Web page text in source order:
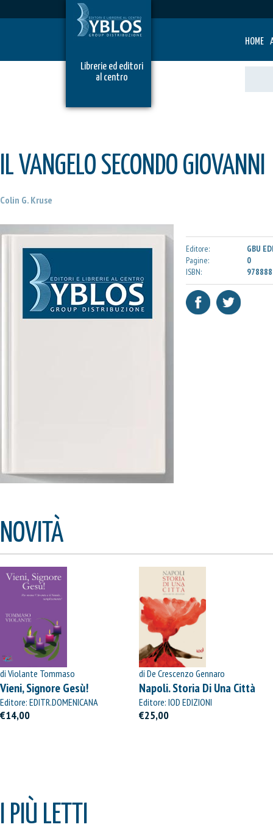
HOME
Librerie ed editori
al centro
IL VANGELO SECONDO GIOVANNI
Colin G. Kruse
Editore:
GBU
Pagine:
0
ISBN:
NOVITÀ
di Violante Tommaso
Vieni, Signore Gesù!
Editore: EDITR.DOMENICANA
ITALIANA
€14,00
di De Crescenzo Gennaro
Napoli. Storia Di Una Città
Editore: IOD EDIZIONI
€25,00
I PIÙ LETTI